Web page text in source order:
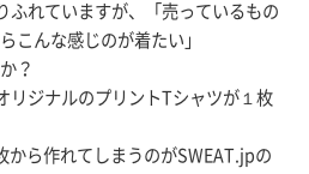
ふれていますが、「売っているもの
こんな感じのが着たい」
？
リジナルのプリントTシャツが１枚
から作れてしまうのがSWEAT.jpの